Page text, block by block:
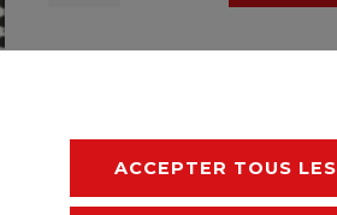
ACCEPTER TOUS LES